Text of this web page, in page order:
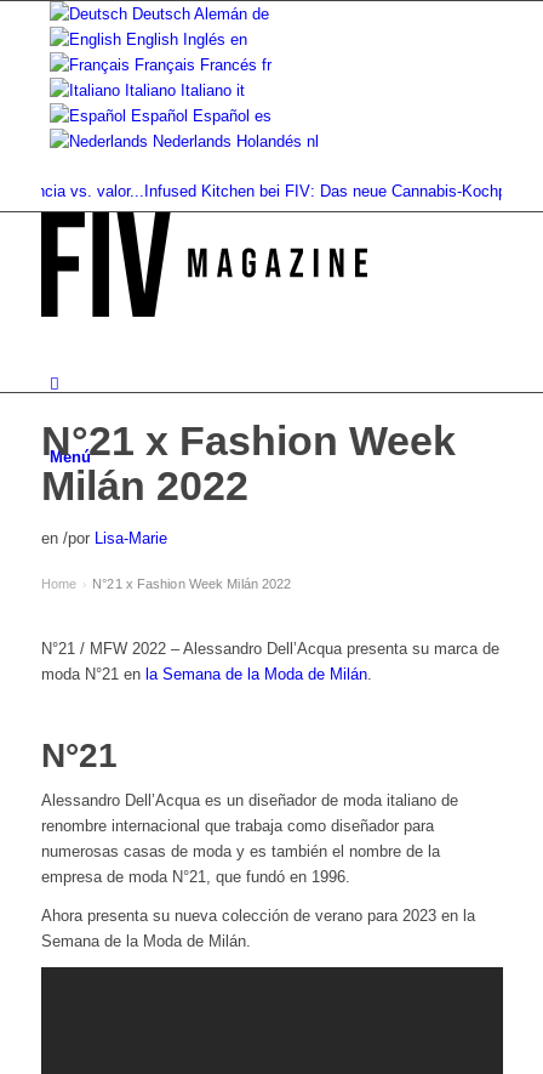
Deutsch Alemán de
English Inglés en
Français Francés fr
Italiano Italiano it
Español Español es
Nederlands Holandés nl
vs. valor...Infused Kitchen bei FIV: Das neue Cannabis-Kochportal
Menú
N°21 x Fashion Week
Milán 2022
en /por Lisa-Marie
Home › N°21 x Fashion Week Milán 2022
N°21 / MFW 2022 – Alessandro Dell’Acqua presenta su marca de
moda N°21 en la Semana de la Moda de Milán.
N°21
Alessandro Dell’Acqua es un diseñador de moda italiano de
renombre internacional que trabaja como diseñador para
numerosas casas de moda y es también el nombre de la
empresa de moda N°21, que fundó en 1996.
Ahora presenta su nueva colección de verano para 2023 en la
Semana de la Moda de Milán.